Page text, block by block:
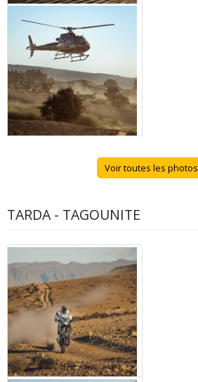
Voir toutes les photos
TARDA - TAGOUNITE